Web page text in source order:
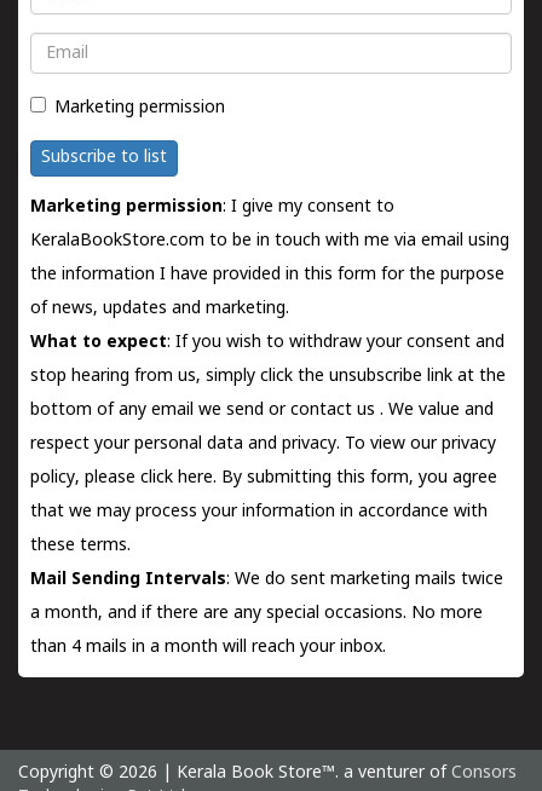
Email
Marketing permission
Subscribe to list
Marketing permission: I give my consent to
KeralaBookStore.com to be in touch with me via email using
the information I have provided in this form for the purpose
of news, updates and marketing.
What to expect: If you wish to withdraw your consent and
stop hearing from us, simply click the unsubscribe link at the
bottom of any email we send orcontact us . We value and
respect your personal data and privacy. To view our privacy
policy, please click here. By submitting this form, you agree
that we may process your information in accordance with
these terms.
Mail Sending Intervals: We do sent marketing mails twice
a month, and if there are any special occasions. No more
than 4 mails in a month will reach your inbox.
Copyright © 2026 | Kerala Book Store™. a venturer of Consors